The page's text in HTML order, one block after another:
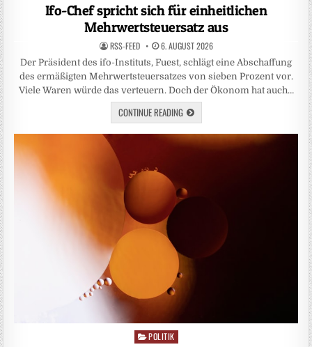
in
Ifo-Chef spricht sich für einheitlichen
Mehrwertsteuersatz aus
RSS-FEED 6. AUGUST 2026
Der Präsident des ifo-Instituts, Fuest, schlägt eine Abschaffung
des ermäßigten Mehrwertsteuersatzes von sieben Prozent vor.
Viele Waren würde das verteuern. Doch der Ökonom hat auch…
CONTINUE READING
Posted
POLITIK